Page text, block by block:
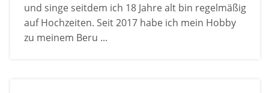
und singe seitdem ich 18 Jahre alt bin regelmäßig
auf Hochzeiten. Seit 2017 habe ich mein Hobby
zu meinem Beru ...